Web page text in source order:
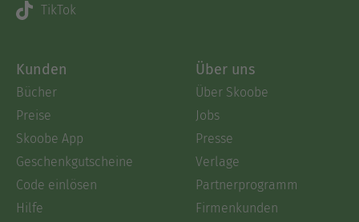
TikTok
Kunden
Bücher
Preise
Skoobe App
Geschenkgutscheine
Code einlösen
Hilfe
Über uns
Über Skoobe
Jobs
Presse
Verlage
Partnerprogramm
Firmenkunden